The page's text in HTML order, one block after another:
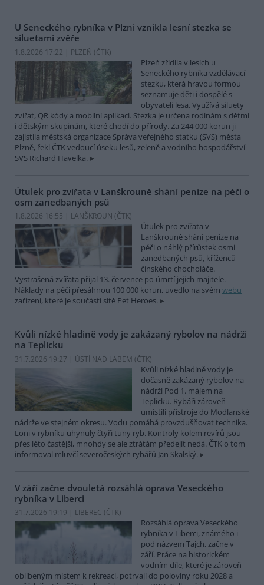
U Seneckého rybníka v Plzni vznikla lesní stezka se
siluetami zvěře
1.8.2026 17:22 | PLZEŇ (ČTK)
Plzeň zřídila v lesích u
Seneckého rybníka vzdělávací
stezku, která hravou formou
seznamuje děti i dospělé s
obyvateli lesa. Využívá siluety
zvířat, QR kódy a mobilní aplikaci. Stezka je určena rodinám s dětmi
i dětským skupinám, které chodí do přírody. Za 244 000 korun ji
zajistila městská organizace Správa veřejného statku (SVS) města
Plzně, řekl ČTK vedoucí úseku lesů, zeleně a vodního hospodářství
SVS Richard Havelka.
Útulek pro zvířata v Lanškrouně shání peníze na péči o
osm zanedbaných psů
1.8.2026 16:55 | LANŠKROUN (ČTK)
Útulek pro zvířata v
Lanškrouně shání peníze na
péči o náhlý přírůstek osmi
zanedbaných psů, kříženců
čínského chocholáče.
Vystrašená zvířata přijal 13. července po úmrtí jejich majitele.
Náklady na péči přesáhnou 100 000 korun, uvedlo na svém webu
zařízení, které je součástí sítě Pet Heroes.
Kvůli nízké hladině vody je zakázaný rybolov na nádrži
na Teplicku
31.7.2026 19:27 | ÚSTÍ NAD LABEM (ČTK)
Kvůli nízké hladině vody je
dočasně zakázaný rybolov na
nádrži Pod 1. májem na
Teplicku. Rybáři zároveň
umístili přístroje do Modlanské
nádrže ve stejném okresu. Vodu pomáhá provzdušňovat technika.
Loni v rybníku uhynuly čtyři tuny ryb. Kontroly kolem revírů jsou
přes léto častější, mnohdy se ale ztrátám předejít nedá. ČTK o tom
informoval mluvčí severočeských rybářů Jan Skalský.
V září začne dvouletá rozsáhlá oprava Veseckého
rybníka v Liberci
31.7.2026 19:19 | LIBEREC (ČTK)
Rozsáhlá oprava Veseckého
rybníka v Liberci, známého i
pod názvem Tajch, začne v
září. Práce na historickém
vodním díle, které je zároveň
oblíbeným místem k rekreaci, potrvají do poloviny roku 2028 a